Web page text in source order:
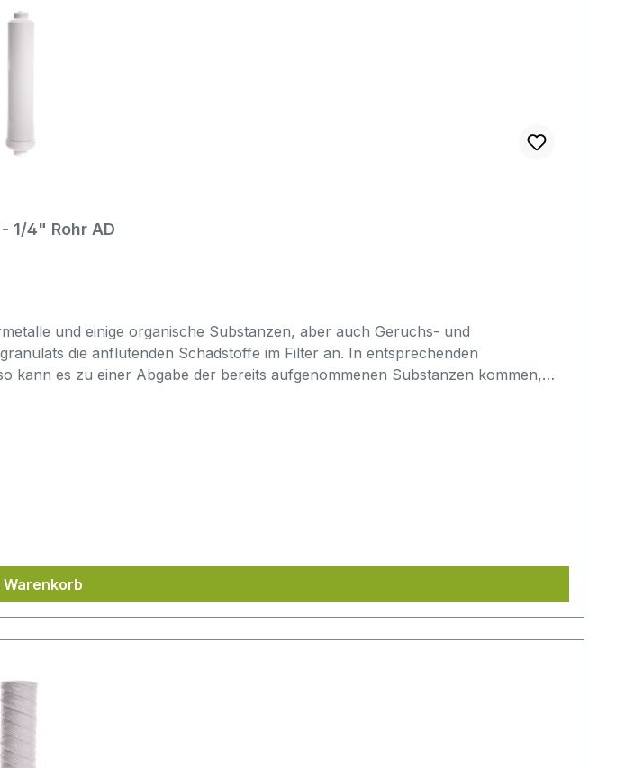
mit 10-Zoll-Filtern geeignet. Bitte prüfen Sie vor dem Kauf die
1/4" Rohr AD
und einige organische Substanzen, aber auch Geruchs- und
die anflutenden Schadstoffe im Filter an. In entsprechenden
kann es zu einer Abgabe der bereits aufgenommenen Substanzen kommen,
Warenkorb